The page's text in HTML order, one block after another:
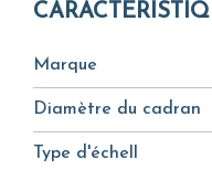
Marque
Diamètre du cadran
Type d'échell